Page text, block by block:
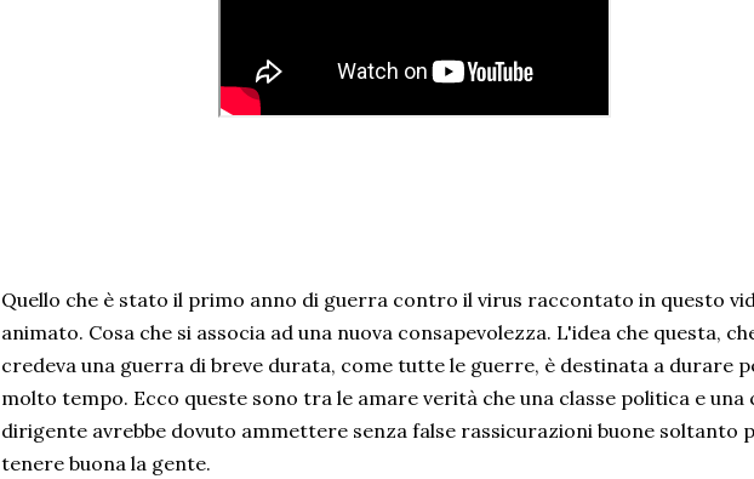
Quello che è stato il primo anno di guerra contro il virus raccontato in questo
animato. Cosa che si associa ad una nuova consapevolezza. L'idea che questa,
credeva una guerra di breve durata, come tutte le guerre, è destinata a durare
molto tempo. Ecco queste sono tra le amare verità che una classe politica e una
dirigente avrebbe dovuto ammettere senza false rassicurazioni buone soltanto
tenere buona la gente.